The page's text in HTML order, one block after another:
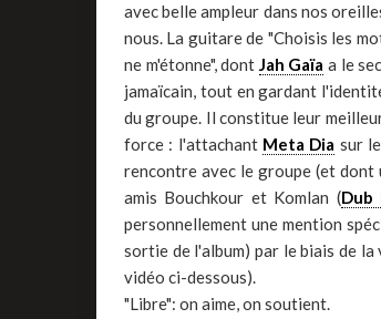
avec belle ampleur dans nos
nous. La guitare de "Choisis les
ne m'étonne", dont Jah Gaïa a le
jamaïcain, tout en gardant
du groupe. Il constitue leur
force : l'attachant Meta Dia sur
rencontre avec le groupe (et dont
amis Bouchkour et Komlan (Dub
personnellement une mention
sortie de l'album) par le biais de
vidéo ci-dessous).
"Libre": on aime, on soutient.